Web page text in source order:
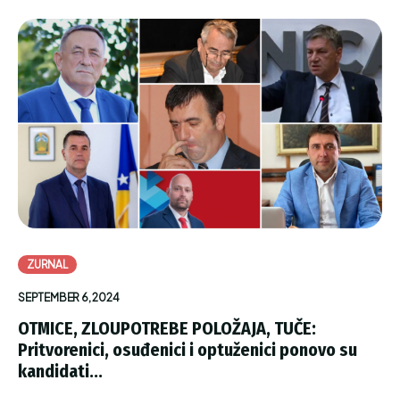
ZURNAL
SEPTEMBER 6, 2024
OTMICE, ZLOUPOTREBE POLOŽAJA, TUČE:
Pritvorenici, osuđenici i optuženici ponovo su
kandidati...